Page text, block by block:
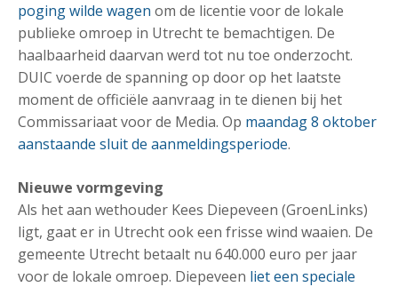
poging wilde wagen om de licentie voor de lokale
publieke omroep in Utrecht te bemachtigen. De
haalbaarheid daarvan werd tot nu toe onderzocht.
DUIC voerde de spanning op door op het laatste
moment de officiële aanvraag in te dienen bij het
Commissariaat voor de Media. Op maandag 8 oktober
aanstaande sluit de aanmeldingsperiode.
Nieuwe vormgeving
Als het aan wethouder Kees Diepeveen (GroenLinks)
ligt, gaat er in Utrecht ook een frisse wind waaien. De
gemeente Utrecht betaalt nu 640.000 euro per jaar
voor de lokale omroep. Diepeveen liet een speciale